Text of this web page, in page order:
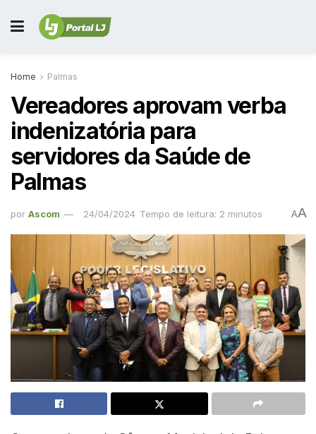
Home Palmas
Vereadores aprovam verba
indenizatória para
servidores da Saúde de
Palmas
por Ascom 24/04/2024 Tempo de leitura: 2 minutos AA